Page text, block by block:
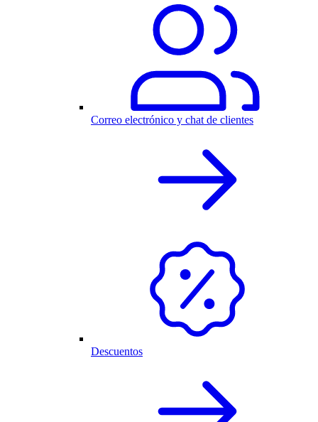
Correo electrónico y chat de clientes
Descuentos